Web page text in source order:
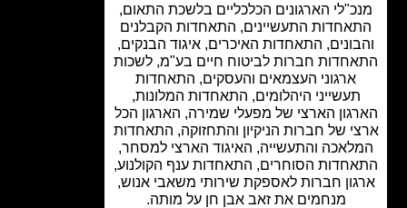
הארגונים הכלכליים בלשכת התאום,
התעשיינים, התאחדות הקבלנים
התאחדות האיכרים, איגוד הבנקים,
חברות לביטוח חיים בע"מ, לשכות
ארגוני העצמאים והעסקים, התאחדות
תעשייני היהלומים, התאחדות המלונות,
הארצי של מפעלי שמירה, הארגון הכל
של חברות הניקיון והתחזוקה, התאחדות
והתעשייה, האיגוד הארצי למסחר,
הסוחרים, התאחדות ענף הקולנוע,
חברות לאספקת שירותי משאבי אנוש,
מנחמים את זאב אבן חן על מותה.